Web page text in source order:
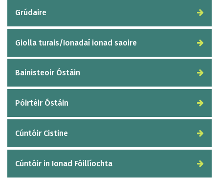
Grúdaire
Giolla turais/Ionadaí ionad saoire
Bainisteoir Óstáin
Póirtéir Óstáin
Cúntóir Cistine
Cúntóir in Ionad Fóillíochta